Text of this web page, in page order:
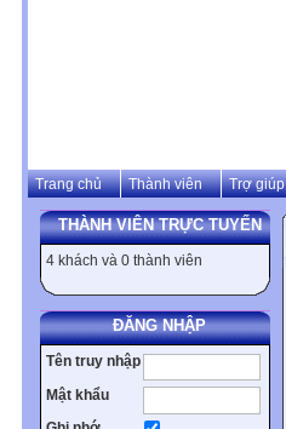
Trang chủ Thành viên Trợ giúp
THÀNH VIÊN TRỰC TUYẾN
4 khách và 0 thành viên
ĐĂNG NHẬP
Tên truy nhập
Mật khẩu